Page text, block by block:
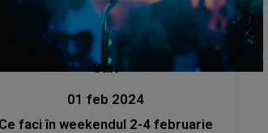
Stiri
01 feb 2024
Ce faci în weekendul 2-4 februarie